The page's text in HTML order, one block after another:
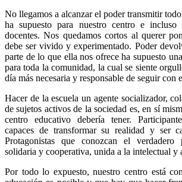
No llegamos a alcanzar el poder transmitir
ha supuesto para nuestro centro e incluso
docentes. Nos quedamos cortos al querer
debe ser vivido y experimentado. Poder
parte de lo que ella nos ofrece ha supuesto
para toda la comunidad, la cual se siente
día más necesaria y responsable de seguir con
Hacer de la escuela un agente socializador,
de sujetos activos de la sociedad es, en sí
centro educativo debería tener.
capaces de transformar su realidad y ser
Protagonistas que conozcan el
solidaria y cooperativa, unida a la intelectual y
Por todo lo expuesto, nuestro centro está